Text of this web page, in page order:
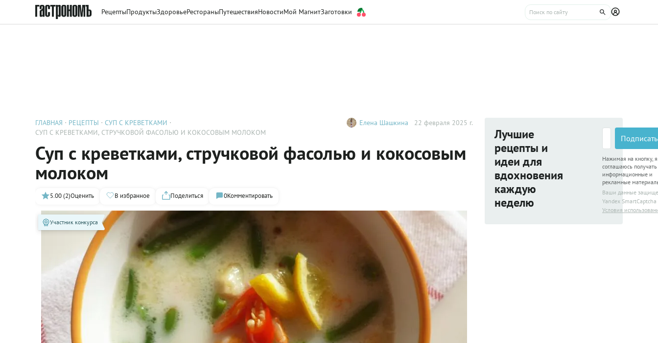
РецептыПродуктыЗдоровьеРестораныПутешествияНовостиМой МагнитЗаготовки
ГЛАВНАЯ РЕЦЕПТЫ
СУП С КРЕВЕТКАМИ
СУП С КРЕВЕТКАМИ, СТРУЧКОВОЙ ФАСОЛЬЮ И КОКОСОВЫМ МОЛОКОМ
Елена Шашкина 22 февраля 2025 г.
Суп с креветками, стручковой фасолью и кокосовым
молоком
5.00 (2)Оценить В избранное Поделиться 0Комментировать
Участник конкурса
Лучшие
рецепты и
идеи для
вдохновения
каждую
неделю
Нажимая на кнопку, я
соглашаюсь получать
информационные и
рекламные
Ваши данные
Yandex SmartCaptcha
Условия